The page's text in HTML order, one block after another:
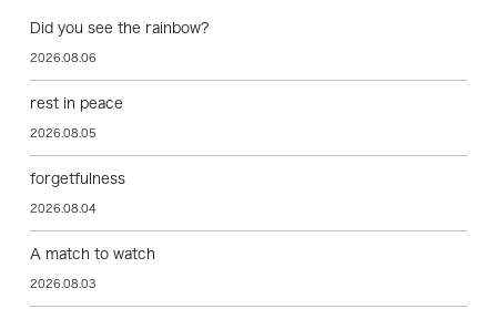
Did you see the rainbow?
2026.08.06
rest in peace
2026.08.05
forgetfulness
2026.08.04
A match to watch
2026.08.03